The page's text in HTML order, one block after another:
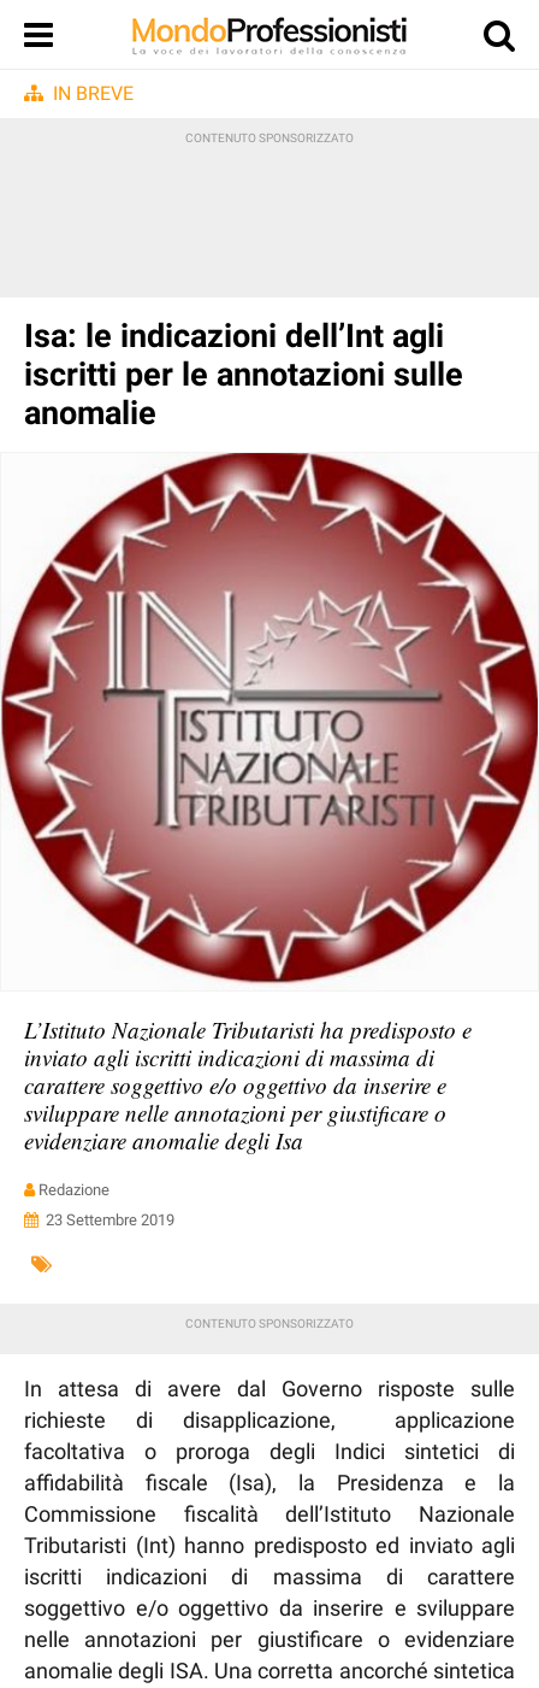
IN BREVE
Isa: le indicazioni dell’Int agli
iscritti per le annotazioni sulle
anomalie
L’Istituto Nazionale Tributaristi ha predisposto e
inviato agli iscritti indicazioni di massima di
carattere soggettivo e/o oggettivo da inserire e
sviluppare nelle annotazioni per giustificare o
evidenziare anomalie degli Isa
Redazione
23 Settembre 2019
In attesa di avere dal Governo risposte sulle
richieste di disapplicazione, applicazione
facoltativa o proroga degli Indici sintetici di
affidabilità fiscale (Isa), la Presidenza e la
Commissione fiscalità dell’Istituto Nazionale
Tributaristi (Int) hanno predisposto ed inviato agli
iscritti indicazioni di massima di carattere
soggettivo e/o oggettivo da inserire e sviluppare
nelle annotazioni per giustificare o evidenziare
anomalie degli ISA. Una corretta ancorché sintetica